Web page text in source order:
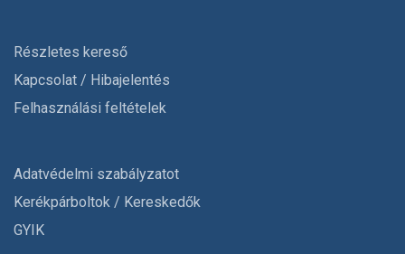
Részletes kereső
Kapcsolat / Hibajelentés
Felhasználási feltételek
Adatvédelmi szabályzatot
Kerékpárboltok / Kereskedők
GYIK